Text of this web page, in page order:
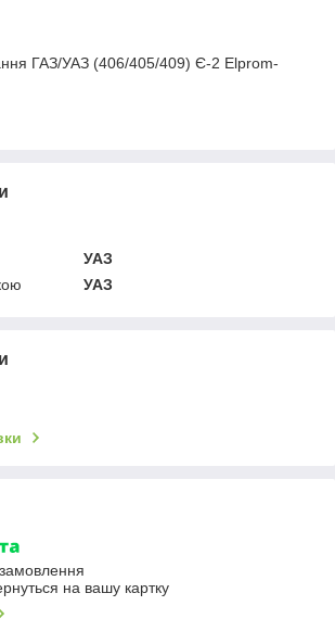
ГАЗ/УАЗ (406/405/409) Є-2 Elprom-
УАЗ
УАЗ
на вашу картку